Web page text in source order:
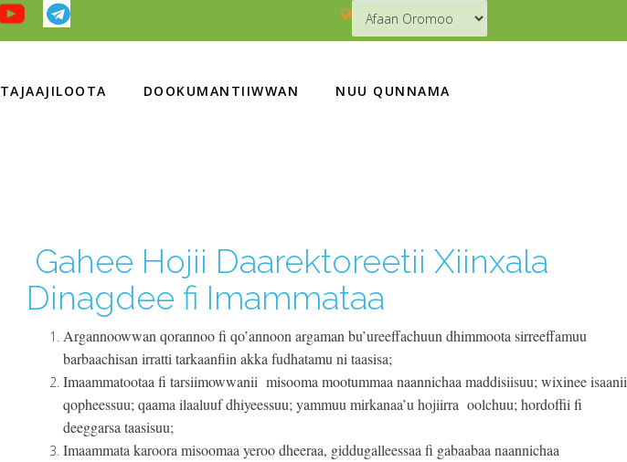
TAJAAJILOOTA DOOKUMANTIIWWAN NUU QUNNAMA
Gahee Hojii Daarektoreetii Xiinxala
Dinagdee fi Imammataa
Argannoowwan qorannoo fi qo’annoon argaman bu’ureeffachuun dhimmoota sirreeffamuu
barbaachisan irratti tarkaanfiin akka fudhatamu ni taasisa;
Imaammatootaa fi tarsiimowwanii misooma mootummaa naannichaa maddisiisuu; wixinee isaanii
qopheessuu; qaama ilaaluuf dhiyeessuu; yammuu mirkanaa’u hojiirra oolchuu; hordoffii fi
deeggarsa taasisuu;
Imaammata karoora misoomaa yeroo dheeraa, giddugalleessaa fi gabaabaa naannichaa